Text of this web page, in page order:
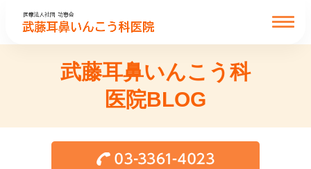
武藤耳鼻いんこう科
医院BLOG